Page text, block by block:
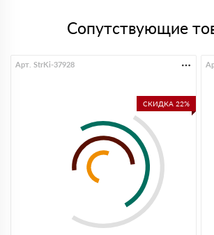
Сопутствующие
СКИДКА 22%
Арт. StrKi-37928